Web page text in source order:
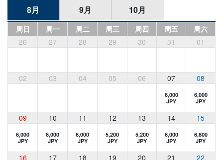
8月 9月 10月
周日 周一 周二 周三 周四 周五
周六
26
27 28 29 30 31 01
02 03 04 05 06 07 08
6,000
JPY
6,000
JPY
09 10 11 12 13 14 15
6,000
JPY
6,000
JPY
6,000
JPY
5,200
JPY
5,200
JPY
6,000
JPY
6,800
JPY
16 17 18 19 20 21 22